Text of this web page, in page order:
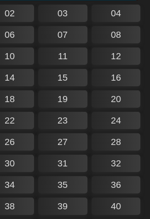
02 03 04
06 07 08
10 11 12
14 15 16
18 19 20
22 23 24
26 27 28
30 31 32
34 35 36
38 39 40